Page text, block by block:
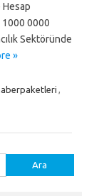
Hesap
1000 0000
Sektöründe
»
,